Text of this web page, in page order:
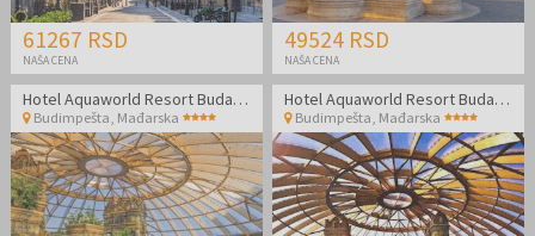
61267 RSD
NAŠA CENA
49524 RSD
NAŠA CENA
Hotel Aquaworld Resort Budapest
Budimpešta Mađarska
Hotel Aquaworld Resort Budapest
Budimpešta Mađarska